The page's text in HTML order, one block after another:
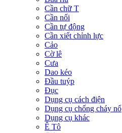
Cần chữ T
Cần nối
Cần tự động
Cần xiết chỉnh lực
Cảo
Cờ lê
Cưa
Dao kéo
Đầu tuýp
Đục
Dụng cụ cách điện
Dụng cụ chống cháy nổ
Dụng cụ khác
Ê Tô